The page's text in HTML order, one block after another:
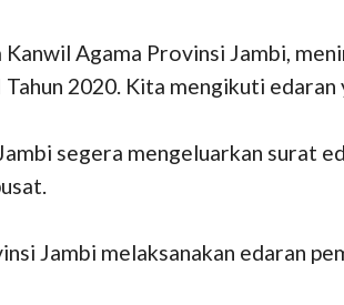
Agama Provinsi Jambi,
2020. Kita mengikuti
segera mengeluarkan surat
Jambi melaksanakan edaran